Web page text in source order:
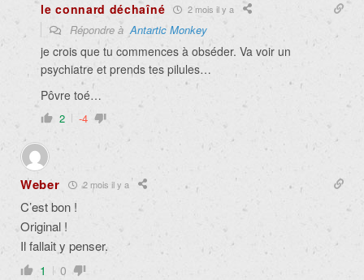
le connard déchaîné 2 mois il y a
Répondre àAntartic Monkey
je crois que tu commences à obséder. Va voir un
psychiatre et prends tes pilules…
Pôvre toé…
2 -4
Weber 2 mois il y a
C’est bon !
Original !
Il fallait y penser.
1 0